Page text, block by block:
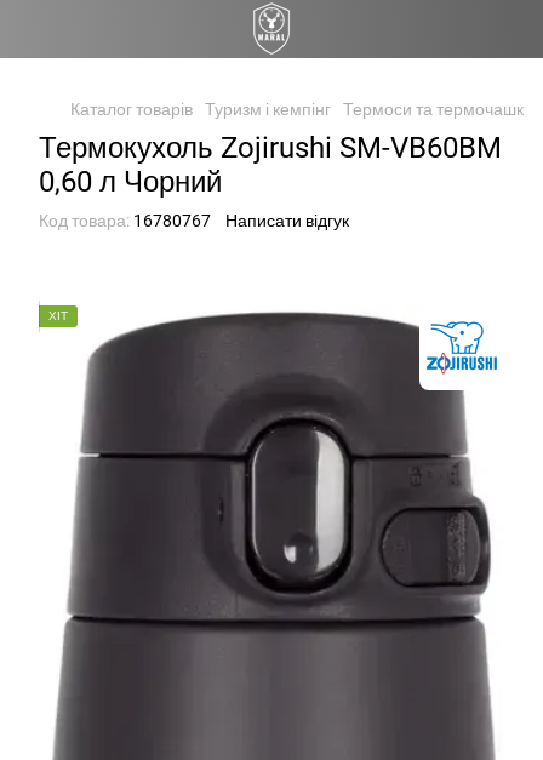
Каталог товарів Туризм і кемпінг Термоси та термочашки
Термокухоль Zojirushi SM-VB60BM
0,60 л Чорний
Код товара: 16780767 Написати відгук
ХІТ